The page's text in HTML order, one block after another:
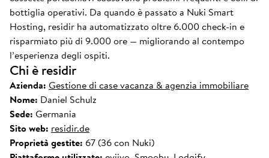
bottiglia operativi. Da quando è passato a Nuki Smart
Hosting, residir ha automatizzato oltre 6.000 check-in e
risparmiato più di 9.000 ore — migliorando al contempo
l’esperienza degli ospiti.
Chi è residir
Azienda: Gestione di case vacanza & agenzia immobiliare
Nome: Daniel Schulz
Sede: Germania
Sito web: residir.de
Proprietà gestite: 67 (36 con Nuki)